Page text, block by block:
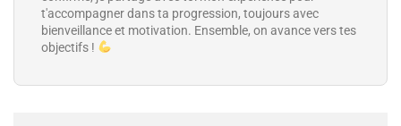
t'accompagner dans ta progression, toujours avec
bienveillance et motivation. Ensemble, on avance vers tes
objectifs !